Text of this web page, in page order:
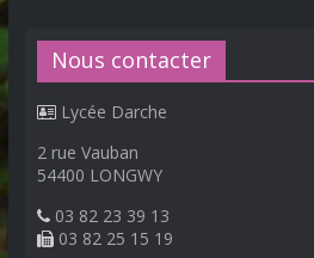
Nous contacter
Lycée Darche
2 rue Vauban
54400 LONGWY
03 82 23 39 13
03 82 25 15 19